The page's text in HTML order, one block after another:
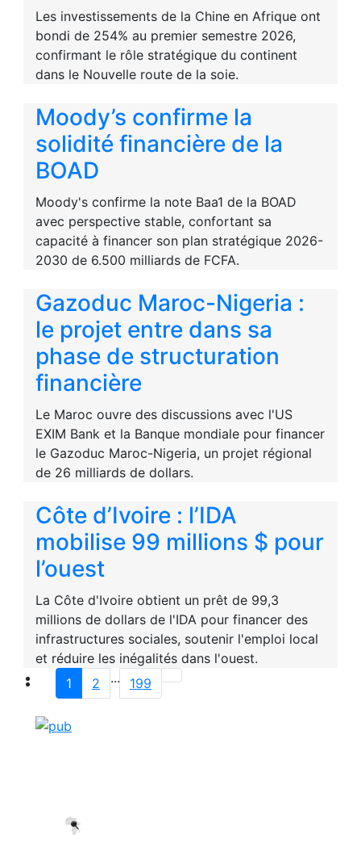
Les investissements de la Chine en Afrique ont
bondi de 254% au premier semestre 2026,
confirmant le rôle stratégique du continent
dans le Nouvelle route de la soie.
Moody’s confirme la
solidité financière de la
BOAD
Moody's confirme la note Baa1 de la BOAD
avec perspective stable, confortant sa
capacité à financer son plan stratégique 2026-
2030 de 6.500 milliards de FCFA.
Gazoduc Maroc-Nigeria :
le projet entre dans sa
phase de structuration
financière
Le Maroc ouvre des discussions avec l'US
EXIM Bank et la Banque mondiale pour financer
le Gazoduc Maroc-Nigeria, un projet régional
de 26 milliards de dollars.
Côte d’Ivoire : l’IDA
mobilise 99 millions $ pour
l’ouest
La Côte d'Ivoire obtient un prêt de 99,3
millions de dollars de l'IDA pour financer des
infrastructures sociales, soutenir l'emploi local
et réduire les inégalités dans l'ouest.
1
2 ... 199